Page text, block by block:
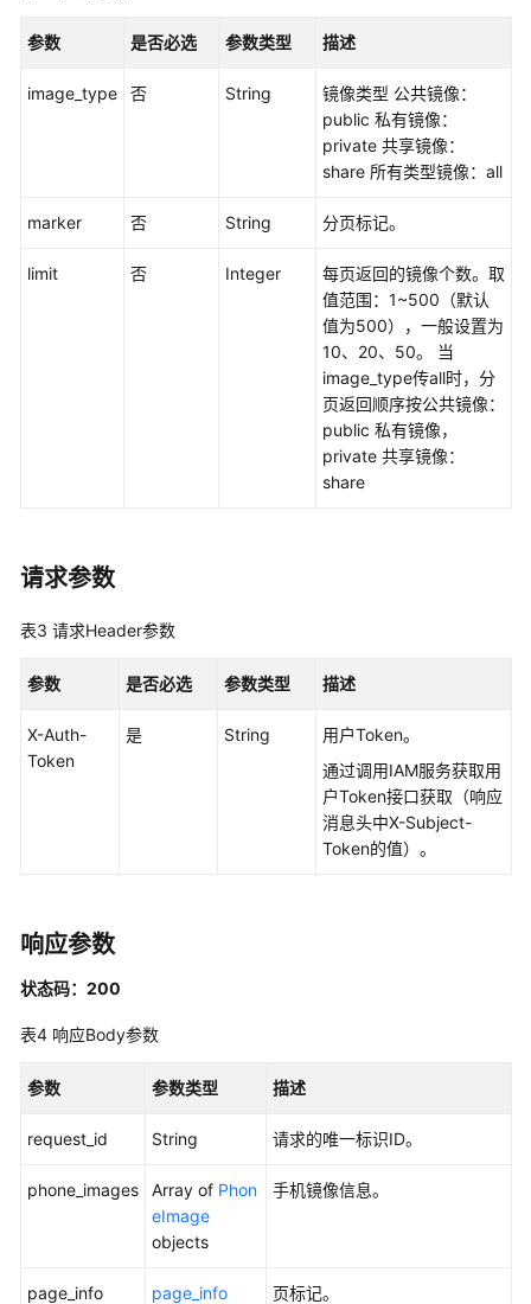
速
手
机
务
机
实
例
理
机
ListCloudPhones
参数 是否必选 参数类型 描述
image_type 否 String
镜像类型 公共镜像：
public 私有镜像：
private 共享镜像：
share 所有类型镜像：all
marker 否 String 分页标记。
limit 否 Integer
每页返回的镜像个数。取
值范围：1~500（默认
值为500），一般设置为
10、20、50。 当
image_type传all时，分
页返回顺序按公共镜像：
public 私有镜像，
private 共享镜像：
share
请求参数
表3 请求Header参数
参数 是否必选 参数类型 描述
X-Auth-
Token
是 String
用户Token。
通过调用IAM服务获取用
户Token接口获取（响应
消息头中X-Subject-
Token的值）。
响应参数
状态码：200
表4 响应Body参数
参数 参数类型 描述
request_id String 请求的唯一标识ID。
phone_images Array of Phon
eImage
objects
手机镜像信息。
page_info page_info 页标记。